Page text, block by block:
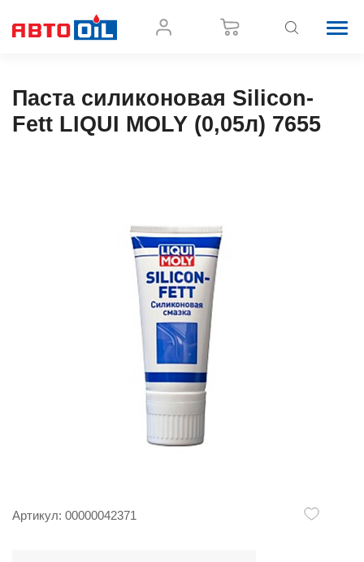
Паста силиконовая Silicon-
Fett LIQUI MOLY (0,05л) 7655
Артикул: 00000042371